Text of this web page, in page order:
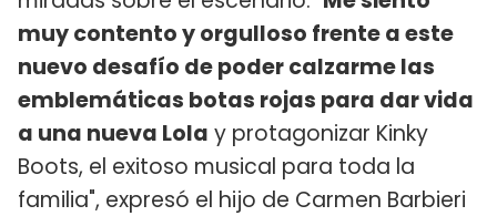
muy contento y orgulloso frente a este
nuevo desafío de poder calzarme las
emblemáticas botas rojas para dar vida
a una nueva Lola y protagonizar Kinky
Boots, el exitoso musical para toda la
familia", expresó el hijo de Carmen Barbieri